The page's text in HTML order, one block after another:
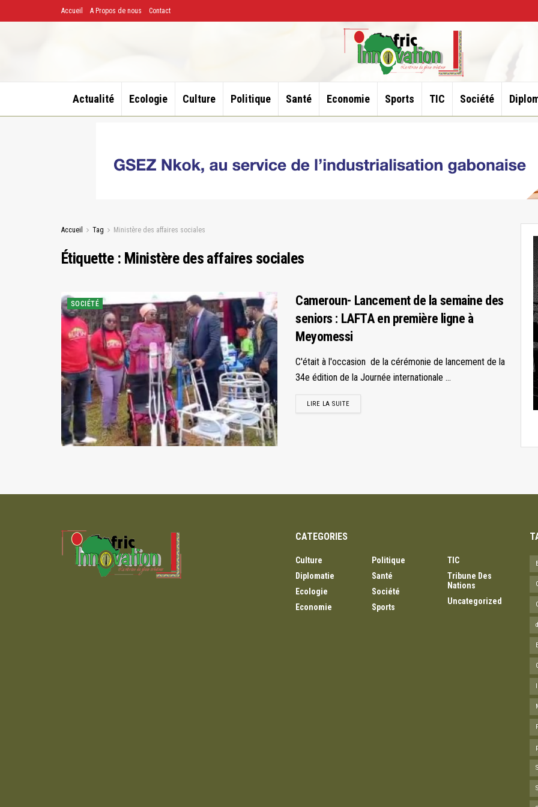
Accueil A Propos de nous Contact
Actualité Ecologie Culture Politique Santé Economie Sports TIC Société
Accueil Tag Ministère des affaires sociales
Étiquette : Ministère des affaires sociales
SOCIÉTÉ
Cameroun- Lancement de la semaine des
seniors : LAFTA en première ligne à
Meyomessi
C'était à l'occasion de la cérémonie de lancement de la
34e édition de la Journée internationale ...
LIRE LA SUITE
CATEGORIES
Culture
Diplomatie
Ecologie
Economie
Politique
Santé
Société
Sports
TIC
Tribune Des
Nations
Uncategorized